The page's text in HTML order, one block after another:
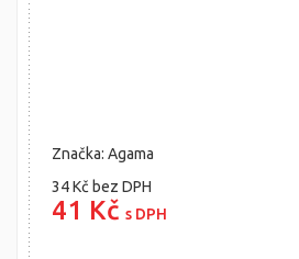
Značka: Agama
34 Kč bez DPH
41 Kč s DPH